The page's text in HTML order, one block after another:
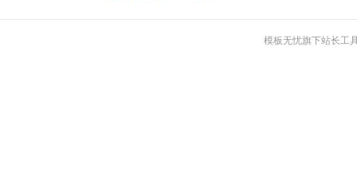
模板无忧旗下站长工